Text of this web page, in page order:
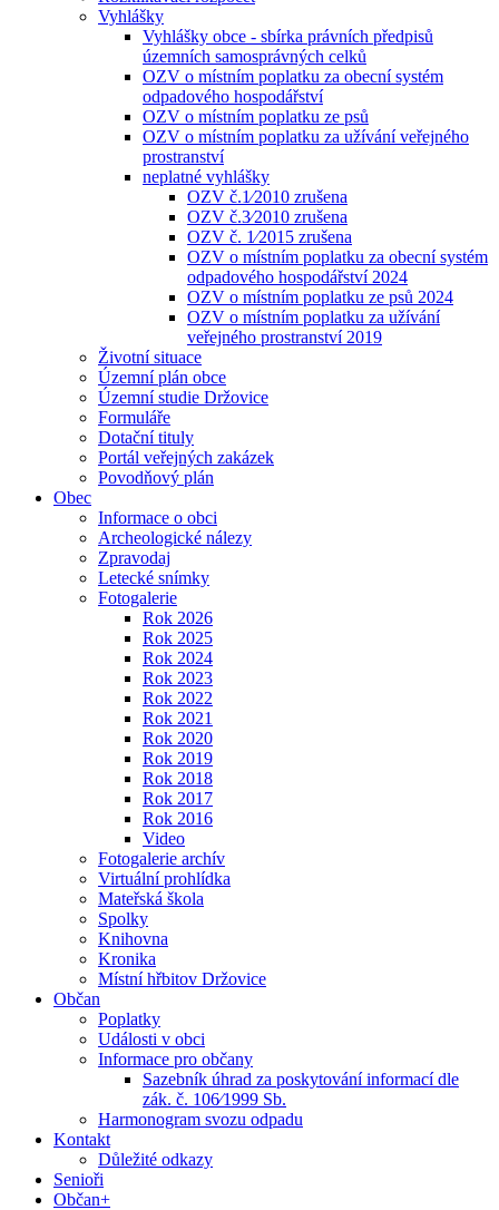
Vyhlášky
Vyhlášky obce - sbírka právních předpisů
územních samosprávných celků
OZV o místním poplatku za obecní systém
odpadového hospodářství
OZV o místním poplatku ze psů
OZV o místním poplatku za užívání veřejného
prostranství
neplatné vyhlášky
OZV č.1⁄2010 zrušena
OZV č.3⁄2010 zrušena
OZV č. 1⁄2015 zrušena
OZV o místním poplatku za obecní systém
odpadového hospodářství 2024
OZV o místním poplatku ze psů 2024
OZV o místním poplatku za užívání
veřejného prostranství 2019
Životní situace
Územní plán obce
Územní studie Držovice
Formuláře
Dotační tituly
Portál veřejných zakázek
Povodňový plán
Obec
Informace o obci
Archeologické nálezy
Zpravodaj
Letecké snímky
Fotogalerie
Rok 2026
Rok 2025
Rok 2024
Rok 2023
Rok 2022
Rok 2021
Rok 2020
Rok 2019
Rok 2018
Rok 2017
Rok 2016
Video
Fotogalerie archív
Virtuální prohlídka
Mateřská škola
Spolky
Knihovna
Kronika
Místní hřbitov Držovice
Občan
Poplatky
Události v obci
Informace pro občany
Sazebník úhrad za poskytování informací dle
zák. č. 106⁄1999 Sb.
Harmonogram svozu odpadu
Kontakt
Důležité odkazy
Senioři
Občan+